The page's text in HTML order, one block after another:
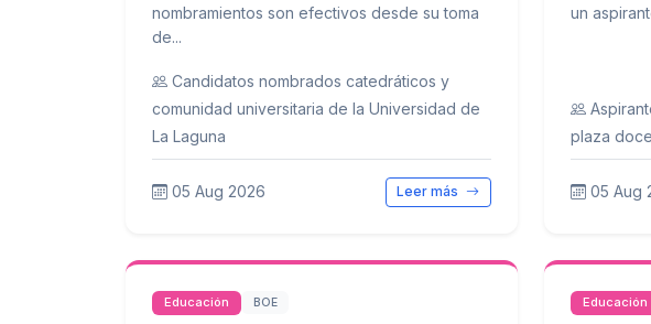
nombramientos son efectivos desde su toma
de...
Candidatos nombrados catedráticos y
comunidad universitaria de la Universidad de
La Laguna
05 Aug 2026 Leer más
un
plaza
05 Aug
Educación BOE Educación